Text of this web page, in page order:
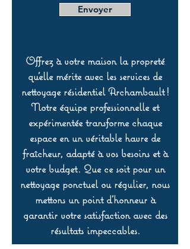
Envoyer
Offrez à votre maison la propreté
qu’elle mérite avec les services de
nettoyage résidentiel Archambault !
Notre équipe professionnelle et
expérimentée transforme chaque
espace en un véritable havre de
fraîcheur, adapté à vos besoins et à
votre budget. Que ce soit pour un
nettoyage ponctuel ou régulier, nous
mettons un point d’honneur à
garantir votre satisfaction avec des
résultats impeccables.